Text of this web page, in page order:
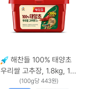
해찬들 100% 태양초
우리쌀 고추장, 1.8kg, 1개
1.8kg × 1개(100g당 443원)